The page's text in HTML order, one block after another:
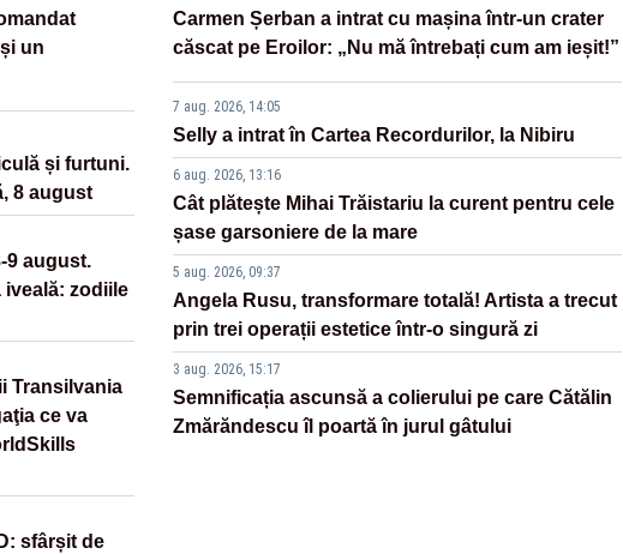
un
și furtuni.
8 august
9 august.
zodiile
Transilvania
ce va
sfârșit de
Carmen Șerban a intrat cu mașina într-un crater
căscat pe Eroilor: „Nu mă întrebați cum am ieșit!”
7 aug. 2026, 14:05
Selly a intrat în Cartea Recordurilor, la Nibiru
6 aug. 2026, 13:16
Cât plătește Mihai Trăistariu la curent pentru cele
șase garsoniere de la mare
5 aug. 2026, 09:37
Angela Rusu, transformare totală! Artista a trecut
prin trei operații estetice într-o singură zi
3 aug. 2026, 15:17
Semnificația ascunsă a colierului pe care Cătălin
Zmărăndescu îl poartă în jurul gâtului